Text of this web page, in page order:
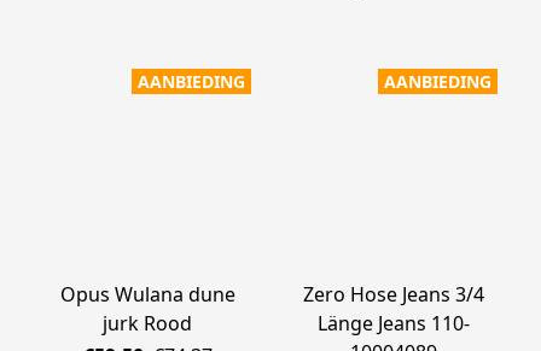
AANBIEDING
Opus Wulana dune
jurk Rood
AANBIEDING
Zero Hose Jeans 3/4
Länge Jeans 110-